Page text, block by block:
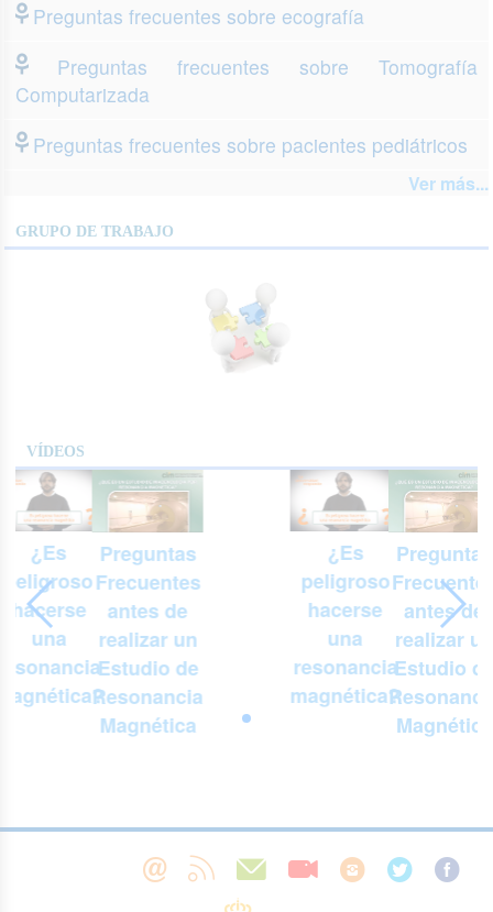
Preguntas frecuentes sobre ecografía
Preguntas frecuentes sobre Tomografía
Computarizada
Preguntas frecuentes sobre pacientes pediátricos
Ver más...
GRUPO DE TRABAJO
VÍDEOS
¿Es
peligroso
hacerse
una
Preguntas
Frecuentes
antes de
realizar un
Estudio de
Resonancia
Magnética
¿Es
peligroso
hacerse
una
resonancia
magnética?
Preguntas
antes de
realizar un
Estudio
Magnética